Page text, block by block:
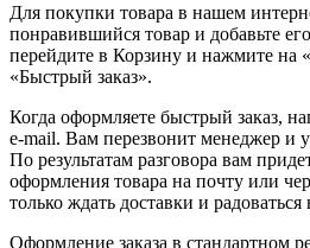
Для покупки товара в нашем
понравившийся товар и добавьте
перейдите в Корзину и нажмите на
«Быстрый заказ».
Когда оформляете быстрый заказ,
e-mail. Вам перезвонит менеджер и
По результатам разговора вам
оформления товара на почту или
только ждать доставки и
Оформление заказа в стандартном